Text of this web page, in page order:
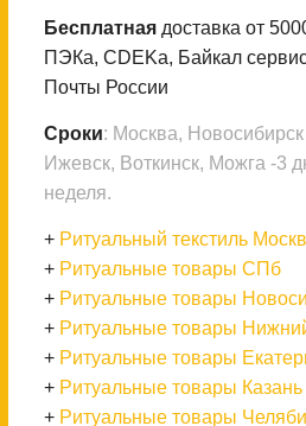
Бесплатная доставка от
ПЭКа, CDEKа, Байкал
Почты России
Сроки: Москва,
Ижевск, Воткинск, Можга -3
неделя.
+ Ритуальный текстиль
+ Ритуальные товары СПб
+ Ритуальные товары
+ Ритуальные товары
+ Ритуальные товары
+ Ритуальные товары Казань
+ Ритуальные товары